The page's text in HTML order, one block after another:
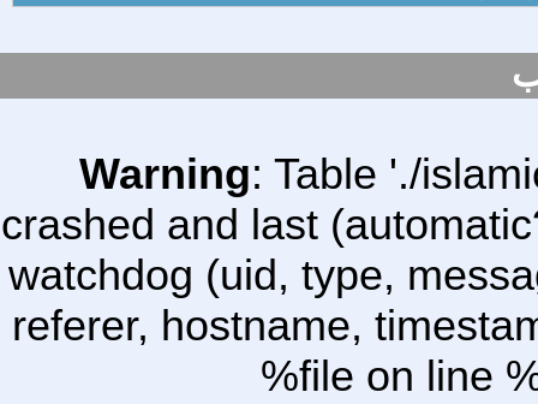
Warning: Table './
crashed and last
watchdog (uid, type,
referer, hostname,
%file on line